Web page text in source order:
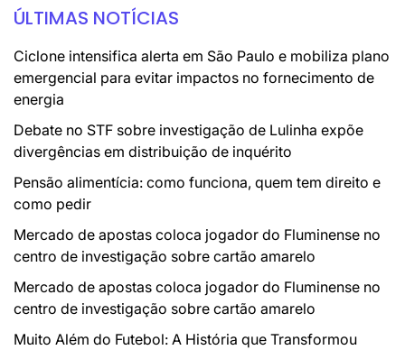
ÚLTIMAS NOTÍCIAS
Ciclone intensifica alerta em São Paulo e mobiliza plano
emergencial para evitar impactos no fornecimento de
energia
Debate no STF sobre investigação de Lulinha expõe
divergências em distribuição de inquérito
Pensão alimentícia: como funciona, quem tem direito e
como pedir
Mercado de apostas coloca jogador do Fluminense no
centro de investigação sobre cartão amarelo
Mercado de apostas coloca jogador do Fluminense no
centro de investigação sobre cartão amarelo
Muito Além do Futebol: A História que Transformou